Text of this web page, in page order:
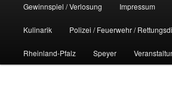
Gewinnspiel / Verlosung Impressum
Kulinarik Polizei / Feuerwehr /
Rheinland-Pfalz Speyer